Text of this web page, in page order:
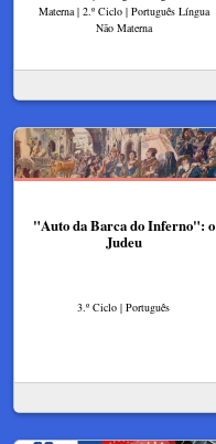
Materna | 2.º Ciclo | Português Língua
Não Materna
"Auto da Barca do Inferno": o
Judeu
3.º Ciclo | Português